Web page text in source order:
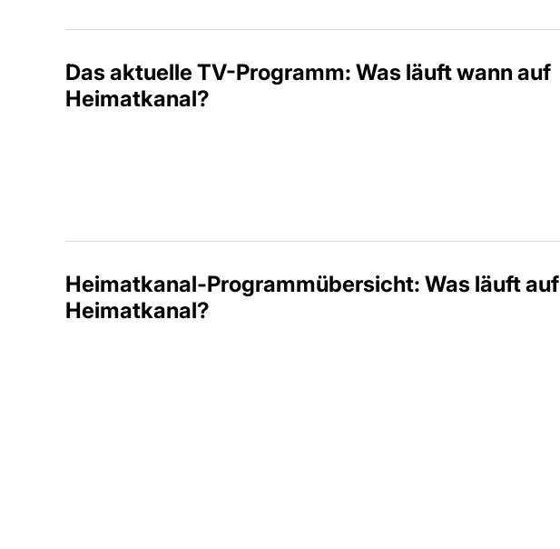
Das aktuelle TV-Programm: Was läuft wann auf
Heimatkanal?
Heimatkanal-Programmübersicht: Was läuft auf
Heimatkanal?